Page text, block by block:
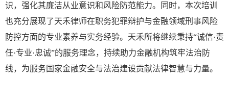
识，强化其廉洁从业意识和风险防范能力。同时，本次培训
也充分展现了天禾律师在职务犯罪辩护与金融领域刑事风险
防控方面的专业素养与实务经验。天禾所将继续秉持“诚信·责
任·专业·忠诚”的服务理念，持续助力金融机构筑牢法治防
线，为服务国家金融安全与法治建设贡献法律智慧与力量。